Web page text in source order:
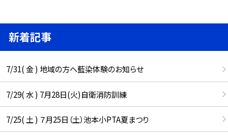
新着記事
7/31( 金 ) 地域の方へ藍染体験のお知らせ
7/29( 水 ) 7月28日(火)自衛消防訓練
7/25( 土 ) ７月25日（土）池本小PTA夏まつり